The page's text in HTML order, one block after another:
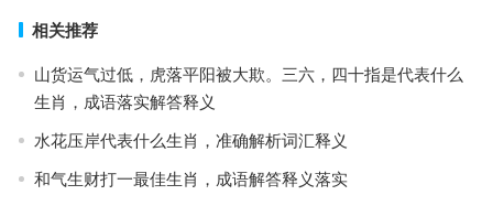
相关推荐
山货运气过低，虎落平阳被大欺。三六，四十指是代表什么
生肖，成语落实解答释义
水花压岸代表什么生肖，准确解析词汇释义
和气生财打一最佳生肖，成语解答释义落实